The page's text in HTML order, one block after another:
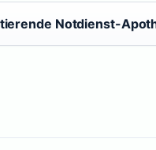
Notdienst-